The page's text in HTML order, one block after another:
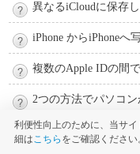
異なるiCloudに保存
iPhone からiPhoneへ
複数のApple IDの間
2つの方法でパソコ
3歩でiPadからパソ
利便性向上のために、当サ
細はこちら をご確認ください